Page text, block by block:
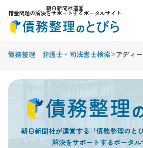
朝日新聞社運営
借金問題の解決をサポートするポータルサイト
債務整理 弁護士・司法書士検索>アディ
朝日新聞社が運営する「債務整理のと
解決をサポートするポータ